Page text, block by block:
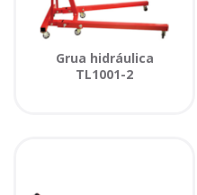
Grua hidráulica
TL1001-2